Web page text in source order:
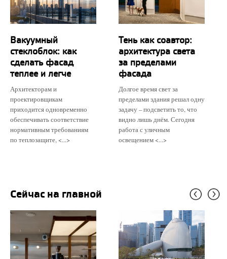
Вакуумный
стеклоблок: как
сделать фасад
теплее и легче
Архитекторам и
проектировщикам
приходится одновременно
обеспечивать соответствие
нормативным требованиям
по теплозащите, <...>
Тень как соавтор:
архитектура света
за пределами
фасада
Долгое время свет за
пределами здания решал одну
задачу – подсветить то, что
видно лишь днём. Сегодня
работа с уличным
освещением <...>
Сейчас на главной